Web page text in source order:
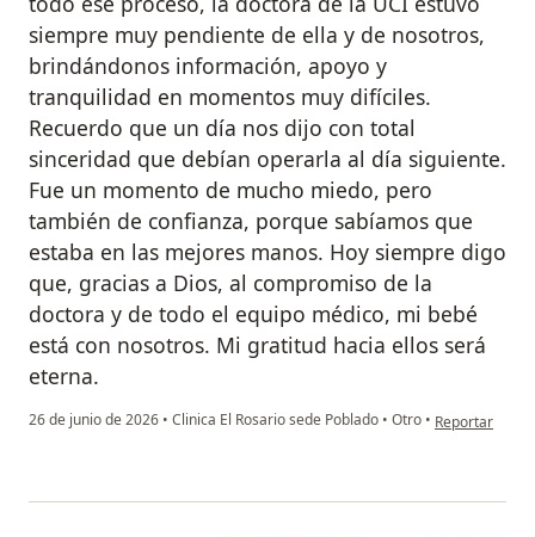
siempre muy pendiente de ella y de nosotros,
brindándonos información, apoyo y
tranquilidad en momentos muy difíciles.
Recuerdo que un día nos dijo con total
sinceridad que debían operarla al día siguiente.
Fue un momento de mucho miedo, pero
también de confianza, porque sabíamos que
estaba en las mejores manos. Hoy siempre digo
que, gracias a Dios, al compromiso de la
doctora y de todo el equipo médico, mi bebé
está con nosotros. Mi gratitud hacia ellos será
eterna.
26 de junio de 2026 • Clinica El Rosario sede Poblado • Otro • en opinión del
Reportar